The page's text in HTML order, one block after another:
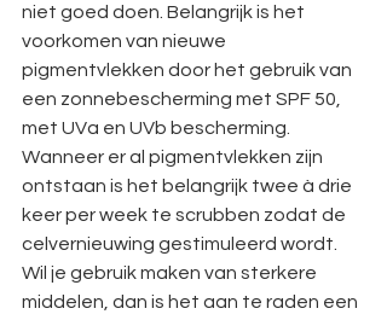
niet goed doen. Belangrijk is het
voorkomen van nieuwe
pigmentvlekken door het gebruik van
een zonnebescherming met SPF 50,
met UVa en UVb bescherming.
Wanneer er al pigmentvlekken zijn
ontstaan is het belangrijk twee à drie
keer per week te scrubben zodat de
celvernieuwing gestimuleerd wordt.
Wil je gebruik maken van sterkere
middelen, dan is het aan te raden een